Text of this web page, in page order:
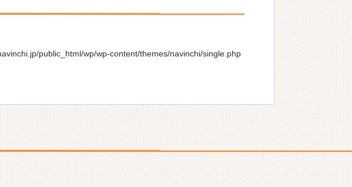
public_html/wp/wp-content/themes/navinchi/single.php